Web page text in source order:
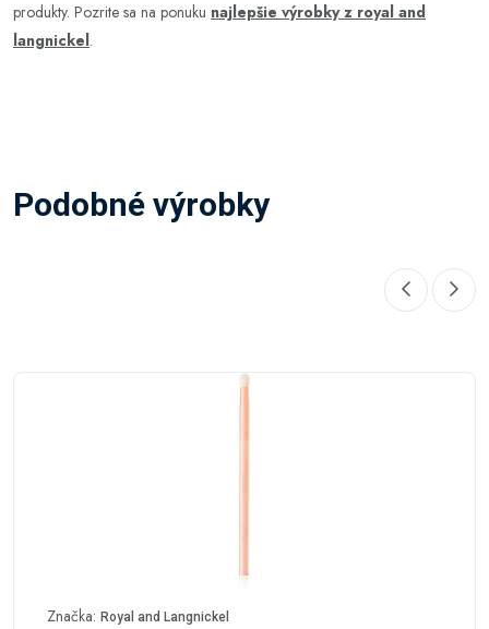
produkty. Pozrite sa na ponuku najlepšie výrobky z royal and
langnickel.
Podobné výrobky
Značka: Royal and Langnickel